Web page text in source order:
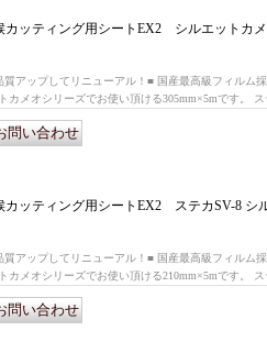
カッティング用シートEX2 シルエットカ
質アップしてリニューアル！■ 国産最高級フィルム
カメオシリーズでお使い頂ける305mm×5mです。 ス
カッティング用シートEX2 ステカSV-8 シ
質アップしてリニューアル！■ 国産最高級フィルム
カメオシリーズでお使い頂ける210mm×5mです。 ス